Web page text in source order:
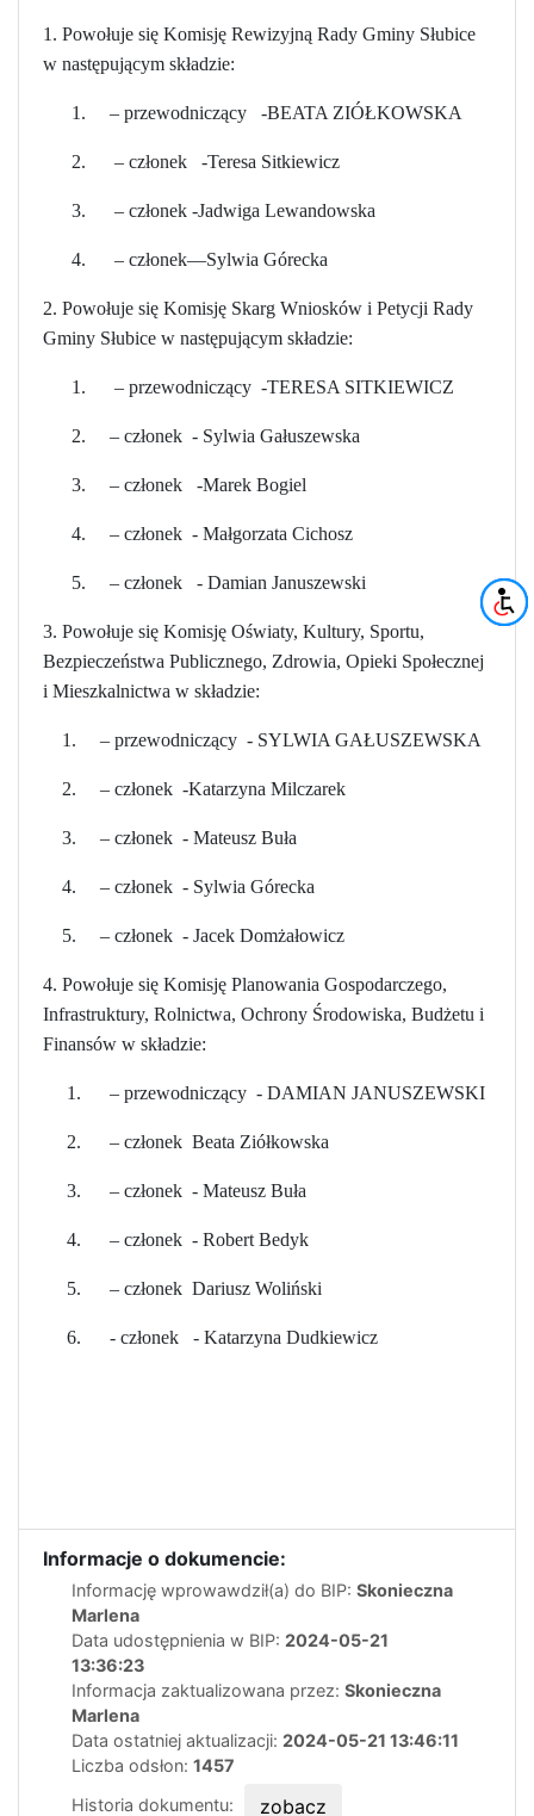
1. Powołuje się Komisję Rewizyjną Rady Gminy Słubice
w następującym składzie:
1. – przewodniczący -BEATA ZIÓŁKOWSKA
2. – członek -Teresa Sitkiewicz
3. – członek -Jadwiga Lewandowska
4. – członek—Sylwia Górecka
2. Powołuje się Komisję Skarg Wniosków i Petycji Rady
Gminy Słubice w następującym składzie:
1. – przewodniczący -TERESA SITKIEWICZ
2. – członek - Sylwia Gałuszewska
3. – członek -Marek Bogiel
4. – członek - Małgorzata Cichosz
5. – członek - Damian Januszewski
3. Powołuje się Komisję Oświaty, Kultury, Sportu,
Bezpieczeństwa Publicznego, Zdrowia, Opieki Społecznej
i Mieszkalnictwa w składzie:
1. – przewodniczący - SYLWIA GAŁUSZEWSKA
2. – członek -Katarzyna Milczarek
3. – członek - Mateusz Buła
4. – członek - Sylwia Górecka
5. – członek - Jacek Domżałowicz
4. Powołuje się Komisję Planowania Gospodarczego,
Infrastruktury, Rolnictwa, Ochrony Środowiska, Budżetu i
Finansów w składzie:
1. – przewodniczący - DAMIAN JANUSZEWSKI
2. – członek Beata Ziółkowska
3. – członek - Mateusz Buła
4. – członek - Robert Bedyk
5. – członek Dariusz Woliński
6. - członek - Katarzyna Dudkiewicz
Informacje o dokumencie:
Informację wprowawdził(a) do BIP: Skonieczna
Marlena
Data udostępnienia w BIP: 2024-05-21
13:36:23
Informacja zaktualizowana przez: Skonieczna
Marlena
Data ostatniej aktualizacji: 2024-05-21 13:46:11
Liczba odsłon: 1457
Historia dokumentu:
zobacz